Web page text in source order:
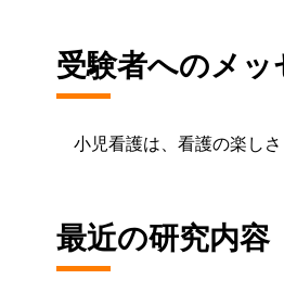
受験者へのメッ
小児看護は、看護の楽しさ
最近の研究内容